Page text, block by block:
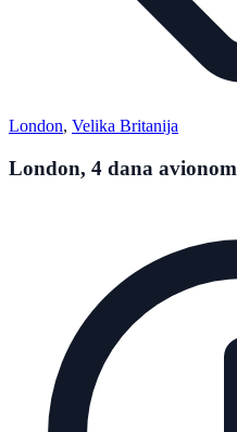
London, Velika Britanija
London, 4 dana avionom